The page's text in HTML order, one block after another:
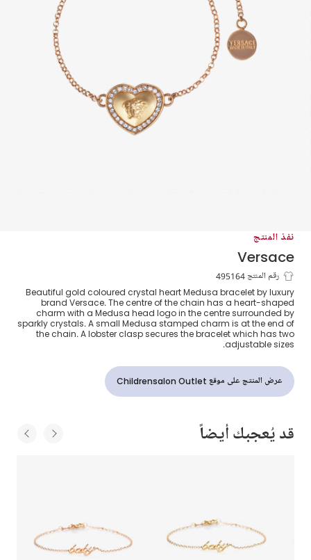
نفذ المنتج
Versace
أسوارة لون ذهبي للبنات (26 سم)
رقم المنتج 495164
Beautiful gold coloured crystal heart Medusa bracelet by luxury
brand Versace. The centre of the chain has a heart-shaped
charm with a Medusa head logo in the centre surrounded by
sparkly crystals. A small Medusa stamped charm is at the end of
the chain. A lobster clasp secures the bracelet which has two
adjustable sizes.
عرض المنتج على موقع Childrensalon Outlet
قد يُعجبك أيضاً